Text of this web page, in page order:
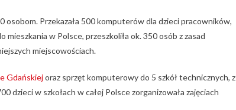
Przekazała 500 komputerów dla dzieci pracowników,
w Polsce, przeszkoliła ok. 350 osób z zasad
miejscowościach.
Gdańskiejoraz sprzęt komputerowy do 5 szkół technicznych, z
dzieci w szkołach w całej Polsce zorganizowała zajęciach